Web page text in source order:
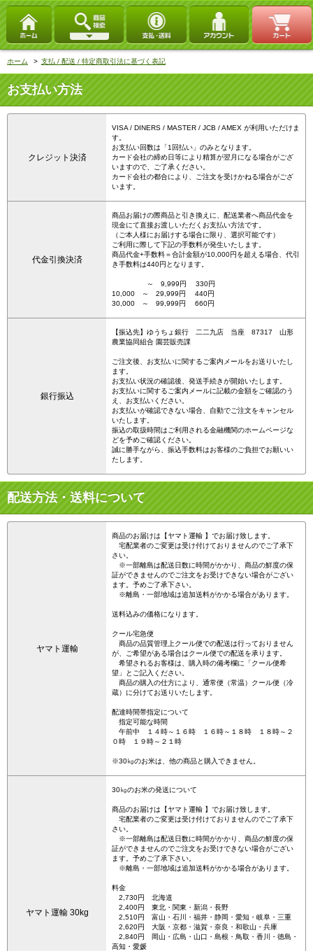
ホーム > 支払 / 配送 / 特定商取引法に基づく表記
お支払い方法
クレジット決済
VISA / DINERS / MASTER / JCB / AMEX が利用いただけま
す。
お支払い回数は「1回払い」のみとなります。
カード会社の締め日等により精算が翌月になる場合がござ
いますので、ご了承ください。
カード会社の都合により、ご注文を受けかねる場合がござ
います。
代金引換決済
商品お届けの際商品と引き換えに、配送業者へ商品代金を
現金にて直接お渡しいただくお支払い方法です。
（ご本人様にお届けする場合に限り、選択可能です）
ご利用に際して下記の手数料が発生いたします。
商品代金+手数料＝合計金額が10,000円を超える場合、代引
き手数料は440円となります。
～ 9,999円 330円
10,000 ～ 29,999円 440円
30,000 ～ 99,999円 660円
銀行振込
【振込先】ゆうちょ銀行 二二九店 当座 87317 山形
農業協同組合 園芸販売課
ご注文後、お支払いに関するご案内メールをお送りいたし
ます。
お支払い状況の確認後、発送手続きが開始いたします。
お支払いに関するご案内メールに記載の金額をご確認のう
え、お支払いください。
お支払いが確認できない場合、自動でご注文をキャンセル
いたします。
振込の取扱時間はご利用される金融機関のホームページな
どを予めご確認ください。
誠に勝手ながら、振込手数料はお客様のご負担でお願いい
たします。
配送方法・送料について
ヤマト運輸
商品のお届けは【ヤマト運輸 】でお届け致します。
宅配業者のご変更は受け付けておりませんのでご了承下
さい。
※一部離島は配送日数に時間がかかり、商品の鮮度の保
証ができませんのでご注文をお受けできない場合がござい
ます。予めご了承下さい。
※離島・一部地域は追加送料がかかる場合があります。
送料込みの価格になります。
クール宅急便
商品の品質管理上クール便での配送は行っておりません
が、ご希望がある場合はクール便での配送を承ります。
希望されるお客様は、購入時の備考欄に「クール便希
望」とご記入ください。
商品の購入の仕方により、通常便（常温）クール便（冷
蔵）に分けてお送りいたします。
配達時間帯指定について
指定可能な時間
午前中 １４時～１６時 １６時～１８時 １８時～２
０時 １９時～２１時
※30㎏のお米は、他の商品と購入できません。
ヤマト運輸 30kg
30㎏のお米の発送について
商品のお届けは【ヤマト運輸 】でお届け致します。
宅配業者のご変更は受け付けておりませんのでご了承下
さい。
※一部離島は配送日数に時間がかかり、商品の鮮度の保
証ができませんのでご注文をお受けできない場合がござい
ます。予めご了承下さい。
※離島・一部地域は追加送料がかかる場合があります。
料金
2,730円 北海道
2,400円 東北・関東・新潟・長野
2,510円 富山・石川・福井・静岡・愛知・岐阜・三重
2,620円 大阪・京都・滋賀・奈良・和歌山・兵庫
2,840円 岡山・広島・山口・島根・鳥取・香川・徳島・
高知・愛媛